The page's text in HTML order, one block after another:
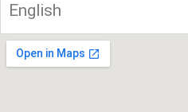
English